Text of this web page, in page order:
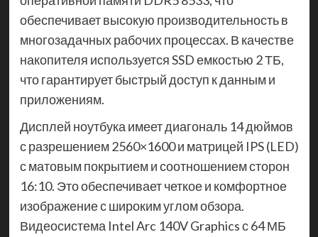
обеспечивает высокую производительность в
многозадачных рабочих процессах. В качестве
накопителя используется SSD емкостью 2 ТБ,
что гарантирует быстрый доступ к данным и
приложениям.
Дисплей ноутбука имеет диагональ 14 дюймов
с разрешением 2560×1600 и матрицей IPS (LED)
с матовым покрытием и соотношением сторон
16:10. Это обеспечивает четкое и комфортное
изображение с широким углом обзора.
Видеосистема Intel Arc 140V Graphics с 64 МБ